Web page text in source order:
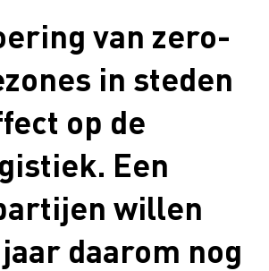
van zero-
in steden
op de
Een
willen
daarom nog